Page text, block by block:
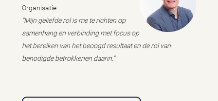
Organisatie
"Mijn geliefde rol is me te richten op
samenhang en verbinding met focus op
het bereiken van het beoogd resultaat en de rol van
benodigde betrokkenen daarin."